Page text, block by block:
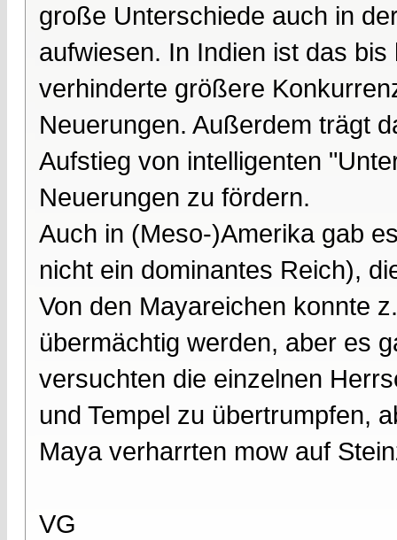
große Unterschiede auch in
aufwiesen. In Indien ist das
verhinderte größere
Neuerungen. Außerdem trägt
Aufstieg von intelligenten
Neuerungen zu fördern.
Auch in (Meso-)Amerika gab
nicht ein dominantes Reich),
Von den Mayareichen konnte
übermächtig werden, aber es
versuchten die einzelnen
und Tempel zu übertrumpfen,
Maya verharrten mow auf
VG